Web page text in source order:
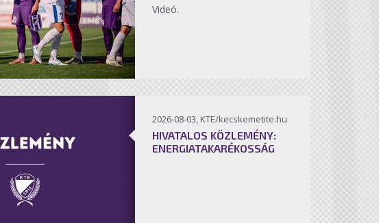
Videó.
2026-08-03, KTE/kecskemetite.hu
HIVATALOS KÖZLEMÉNY:
ENERGIATAKARÉKOSSÁG